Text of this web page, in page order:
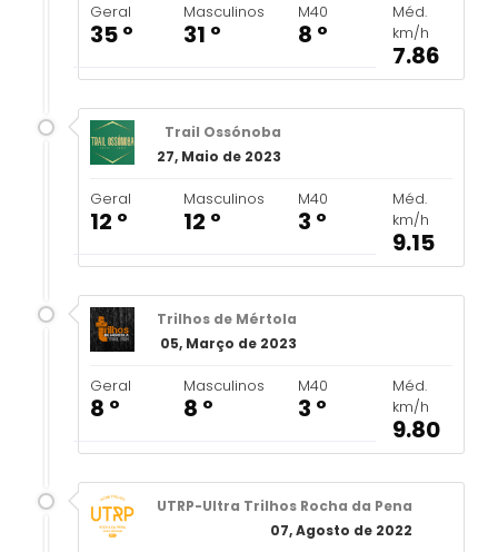
Geral
35 º
Masculinos
31 º
M40
8 º
Méd.
km/h
7.86
Trail Ossónoba
27, Maio de 2023
Geral
12 º
Masculinos
12 º
M40
3 º
Méd.
km/h
9.15
Trilhos de Mértola
05, Março de 2023
Geral
8 º
Masculinos
8 º
M40
3 º
Méd.
km/h
9.80
UTRP-Ultra Trilhos Rocha da Pena
07, Agosto de 2022